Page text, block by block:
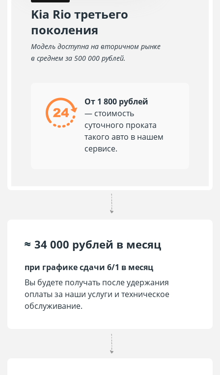
Kia Rio третьего
поколения
Модель доступна на вторичном рынке
в среднем за 500 000 рублей.
От 1 800 рублей
— стоимость
суточного проката
такого авто в нашем
сервисе.
34 000 рублей в месяц
при графике сдачи 6/1 в месяц
Вы будете получать после удержания
оплаты за наши услуги и техническое
обслуживание.